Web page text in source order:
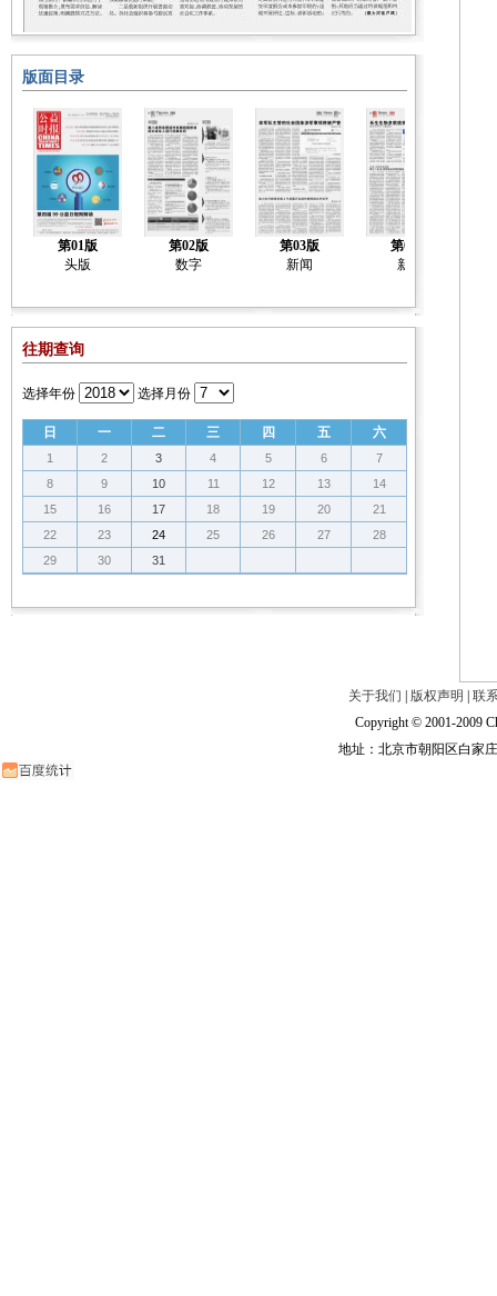
版面目录
第01版
头版
第02版
数字
第03版
新闻
第04版
新闻
往期查询
选择年份 选择月份
日 一 二 三 四 五 六
1 2 3 4 5 6
7
8
9 10 11 12 13
14
15
16 17 18 19 20
21
22
23 24 25 26 27
28
29
30 31
关于我们 版权声明
联
Copyright © 2001-2009
地址：北京市朝阳区白家